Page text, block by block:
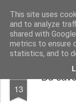
This site uses
and to analyze
shared with
metrics to ensure
statistics, and to
13
Du